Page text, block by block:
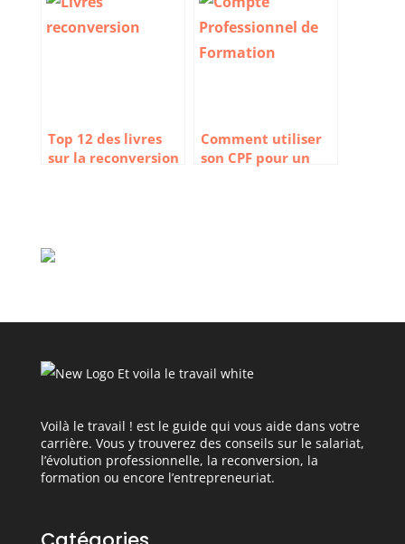
déroule t’il ?
Top 12 des livres
sur la reconversion
Comment utiliser
son CPF pour un
Voilà le travail ! est le guide qui vous aide dans votre
carrière. Vous y trouverez des conseils sur le salariat,
l’évolution professionnelle, la reconversion, la
formation ou encore l’entrepreneuriat.